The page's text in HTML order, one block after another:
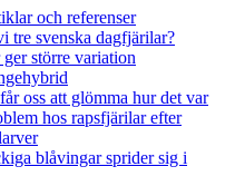
och referenser
tre svenska dagfjärilar?
större variation
oss att glömma hur det var
hos rapsfjärilar efter
blåvingar sprider sig i